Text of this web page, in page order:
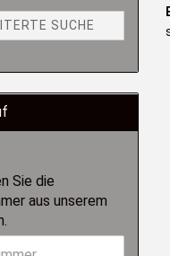
SUCHE
Sie die
aus unserem